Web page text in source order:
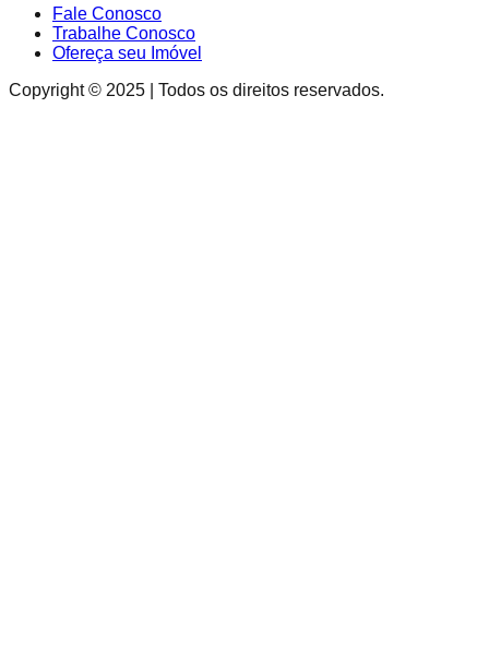
Fale Conosco
Trabalhe Conosco
Ofereça seu Imóvel
Copyright © 2025 | Todos os direitos reservados.